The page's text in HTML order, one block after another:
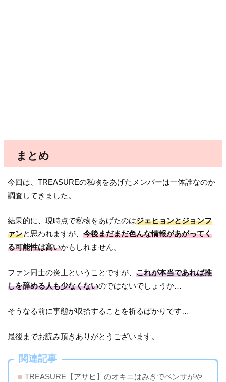
まとめ
今回は、TREASUREの私物をあげたメンバーは一体誰なのか
調査してきました。
結果的に、現時点で私物をあげたのはジェヒョンとジョンフ
ァンと思われますが、今後まだまだ色んな情報があがってく
る可能性は高いかもしれません。
ファン同士の炎上ということですが、これが本当であれば推
しを辞める人も少なくないのではないでしょうか…
そうなる前に事態が収拾することを祈るばかりです…
最後までお読み頂きありがとうございます。
関連記事
TREASURE【アサヒ】のオキニはみきでペンサがや